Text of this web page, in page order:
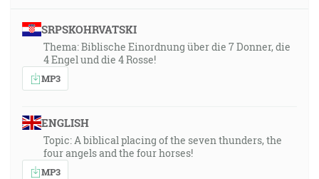
SRPSKOHRVATSKI
Thema: Biblische Einordnung über die 7 Donner, die
4 Engel und die 4 Rosse!
MP3
ENGLISH
Topic: A biblical placing of the seven thunders, the
four angels and the four horses!
MP3